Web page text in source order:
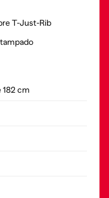
T-Just-Rib
182 cm